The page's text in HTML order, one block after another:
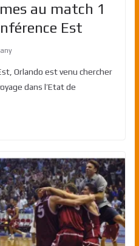
au match 1
Est
Orlando est venu chercher
dans l’Etat de